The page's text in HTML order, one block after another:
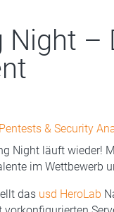
Night –
Pentests & Security
Night läuft wieder!
im Wettbewerb
das usd HeroLab